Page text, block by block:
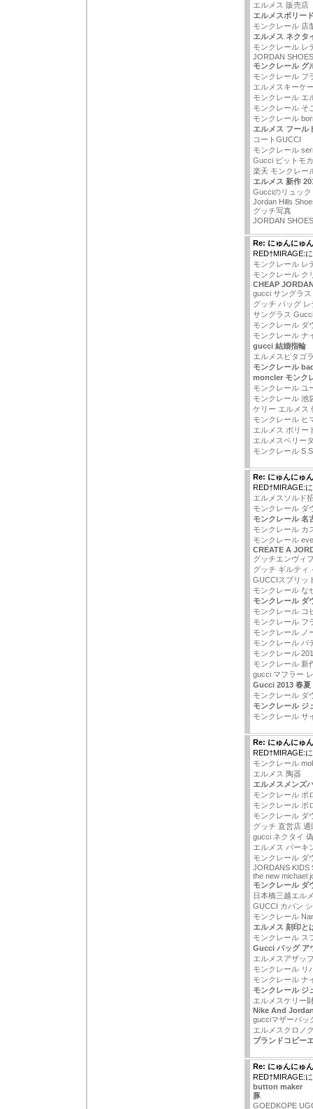
エルメス 販売店
エルメスボリー
モンクレール 店
エルメス ネクタ
モンクレール レ
JORDAN
モンクレール グ
モンクレール フ
エルメスキーケ
モンクレール エ
モンクレール そ
モンクレール
エルメス フール
コートGUCCI
モンクレール
Gucci ビットモ
楽天 モンクレー
エルメス 新作
Gucciのリュック
Jordan Hills
グッチ写真
JORDAN
Re: にゅんにゅ
RED†MIRAGE:
モンクレール レ
モンクレール ク
CHEAP
gucci サングラス
グッチ バッグ レ
サングラス
モンクレール ダ
モンクレール ナ
gucci 結婚指輪
エルメスピタゴ
モンクレール
moncler モンク
モンクレール ユ
モンクレール 池
ケリー エルメス
モンクレール ヒ
エルメス ボリー
エルメスベリー
モンクレール S
Re: にゅんにゅ
RED†MIRAGE:
エルメスソルド
モンクレール ダ
モンクレール 名
モンクレール カ
モンクレール
CREATE A
グッチエンヴィ
グッチ ギルティ
GUCCIスプリッ
モンクレール な
モンクレール ダ
モンクレール コ
モンクレール フ
モンクレール ノ
モンクレール バ
モンクレール
モンクレール 新
gucci マフラー
Gucci 2013 春夏
モンクレール ダ
モンクレール ジ
モンクレール サ
Re: にゅんにゅ
RED†MIRAGE:
モンクレール
エルメス 陶器
エルメスメンズ
モンクレール ポ
モンクレール ポ
モンクレール ダ
グッチ 直営店 通
gucci ネクタイ
エルメス バーキ
モンクレール ダ
JORDANS KIDS
the new michael
モンクレール ダ
日本橋三越エル
GUCCI カバン
モンクレール
エルメス 刻印と
モンクレール ス
Gucci バッグ ア
エルメスアザッ
モンクレール リ
モンクレール ナ
モンクレール ジ
エルメスケリー
Nike And
gucciマザーバッ
エルメスクロノ
ブランドコピー
Re: にゅんにゅ
RED†MIRAGE:
button maker
豚
GOEDKOPE